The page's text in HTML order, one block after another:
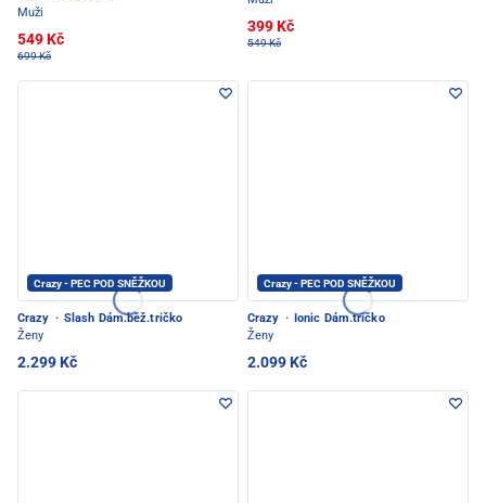
Muži
549 Kč
699 Kč
399 Kč
549 Kč
Crazy - PEC POD SNĚŽKOU
Crazy · Slash Dám.běž.tričko
Ženy
2.299 Kč
Crazy - PEC POD SNĚŽKOU
Crazy ·
Ionic Dám.tričko
Ženy
2.099 Kč